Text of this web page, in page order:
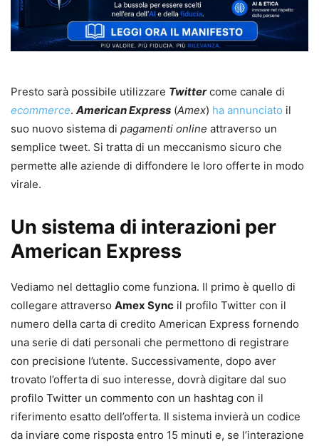
Presto sarà possibile utilizzare Twittercome canale di
ecommerce. American Express (Amex) ha annunciato il
suo nuovo sistema di pagamenti online attraverso un
semplice tweet. Si tratta di un meccanismo sicuro che
permette alle aziende di diffondere le loro offerte in modo
virale.
Un sistema di interazioni per
American Express
Vediamo nel dettaglio come funziona. Il primo è quello di
collegare attraverso Amex Sync il profilo Twitter con il
numero della carta di credito American Express fornendo
una serie di dati personali che permettono di registrare
con precisione l’utente. Successivamente, dopo aver
trovato l’offerta di suo interesse, dovrà digitare dal suo
profilo Twitter un commento con un hashtag con il
riferimento esatto dell’offerta. Il sistema invierà un codice
da inviare come risposta entro 15 minuti e, se l’interazione